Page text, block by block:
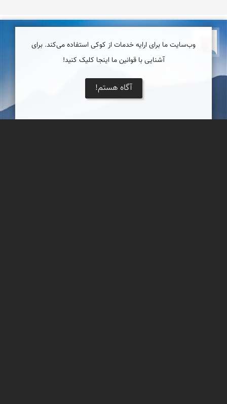
بابک ارجمندی
وب‌سایت ما برای ارایه خدمات از کوکی استفاده می‌کند. برای
آشنایی با قوانین ما اینجا کلیک کنید!
آگاه هستم!